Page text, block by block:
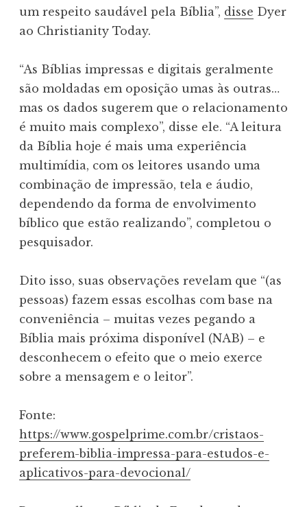
um respeito saudável pela Bíblia”, disse Dyer
ao Christianity Today.
“As Bíblias impressas e digitais geralmente
são moldadas em oposição umas às outras…
mas os dados sugerem que o relacionamento
é muito mais complexo”, disse ele. “A leitura
da Bíblia hoje é mais uma experiência
multimídia, com os leitores usando uma
combinação de impressão, tela e áudio,
dependendo da forma de envolvimento
bíblico que estão realizando”, completou o
pesquisador.
Dito isso, suas observações revelam que “(as
pessoas) fazem essas escolhas com base na
conveniência – muitas vezes pegando a
Bíblia mais próxima disponível (NAB) – e
desconhecem o efeito que o meio exerce
sobre a mensagem e o leitor”.
Fonte:
https://www.gospelprime.com.br/cristaos-
preferem-biblia-impressa-para-estudos-e-
aplicativos-para-devocional/